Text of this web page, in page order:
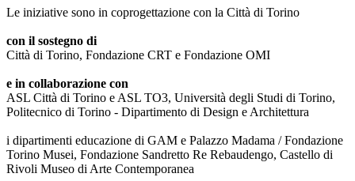
Le iniziative sono in coprogettazione con la Città di Torino
con il sostegno di
Città di Torino, Fondazione CRT e Fondazione OMI
e in collaborazione con
ASL Città di Torino e ASL TO3, Università degli Studi di Torino,
Politecnico di Torino - Dipartimento di Design e Architettura
i dipartimenti educazione di GAM e Palazzo Madama / Fondazione
Torino Musei, Fondazione Sandretto Re Rebaudengo, Castello di
Rivoli Museo di Arte Contemporanea